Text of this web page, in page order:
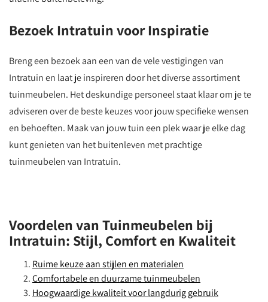
Bezoek Intratuin voor Inspiratie
Breng een bezoek aan een van de vele vestigingen van
Intratuin en laat je inspireren door het diverse assortiment
tuinmeubelen. Het deskundige personeel staat klaar om je te
adviseren over de beste keuzes voor jouw specifieke wensen
en behoeften. Maak van jouw tuin een plek waar je elke dag
kunt genieten van het buitenleven met prachtige
tuinmeubelen van Intratuin.
Voordelen van Tuinmeubelen bij
Intratuin: Stijl, Comfort en Kwaliteit
Ruime keuze aan stijlen en materialen
Comfortabele en duurzame tuinmeubelen
Hoogwaardige kwaliteit voor langdurig gebruik